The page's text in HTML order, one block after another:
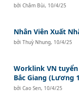
bởiChâm Bùi, 10/4/25
Nhân Viên Xuất
bởiThuỳ Nhung, 10/4/25
Worklink VN
Bắc Giang (Lương
bởiCao Sen, 10/4/25